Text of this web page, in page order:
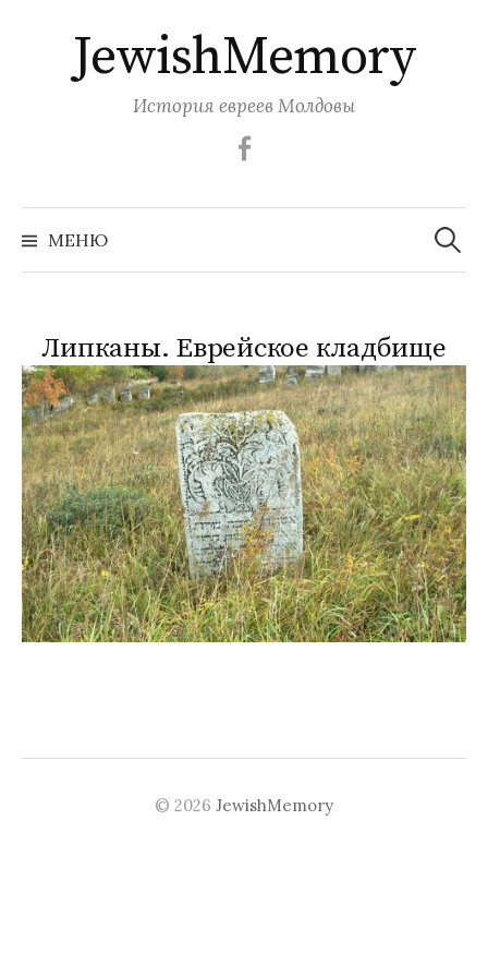
содержимому
JewishMemory
История евреев Молдовы
МЕНЮ Найти:
Липканы. Еврейское кладбище
© 2026 JewishMemory